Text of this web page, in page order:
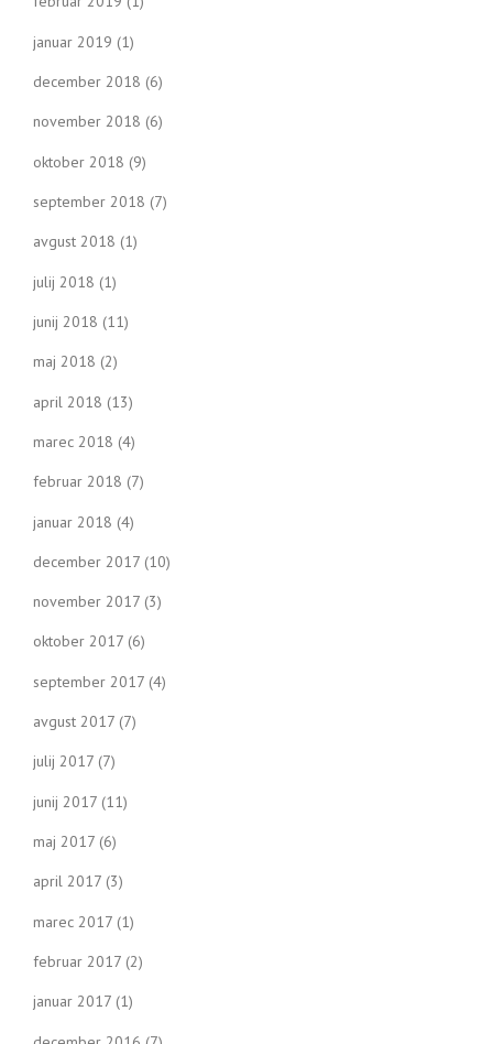
januar 2019 (1)
december 2018 (6)
november 2018 (6)
oktober 2018 (9)
september 2018 (7)
avgust 2018 (1)
julij 2018 (1)
junij 2018 (11)
maj 2018 (2)
april 2018 (13)
marec 2018 (4)
februar 2018 (7)
januar 2018 (4)
december 2017 (10)
november 2017 (3)
oktober 2017 (6)
september 2017 (4)
avgust 2017 (7)
julij 2017 (7)
junij 2017 (11)
maj 2017 (6)
april 2017 (3)
marec 2017 (1)
februar 2017 (2)
januar 2017 (1)